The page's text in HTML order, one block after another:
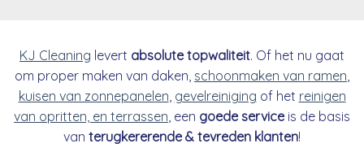
KJ Cleaning levert absolute topwaliteit. Of het nu gaat
om proper maken van daken, schoonmaken van ramen
kuisen van zonnepanelen gevelreiniging of het reinigen
van opritten, en terrassen , een goede serviceis de basis
van terugkererende & tevreden klanten!